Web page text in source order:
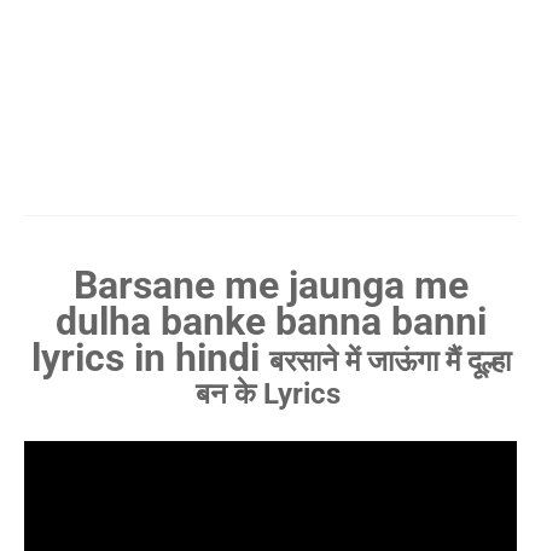
Barsane me jaunga me
dulha banke banna banni
lyrics in hindiबरसाने में जाऊंगा मैं दूल्हा
बन के Lyrics